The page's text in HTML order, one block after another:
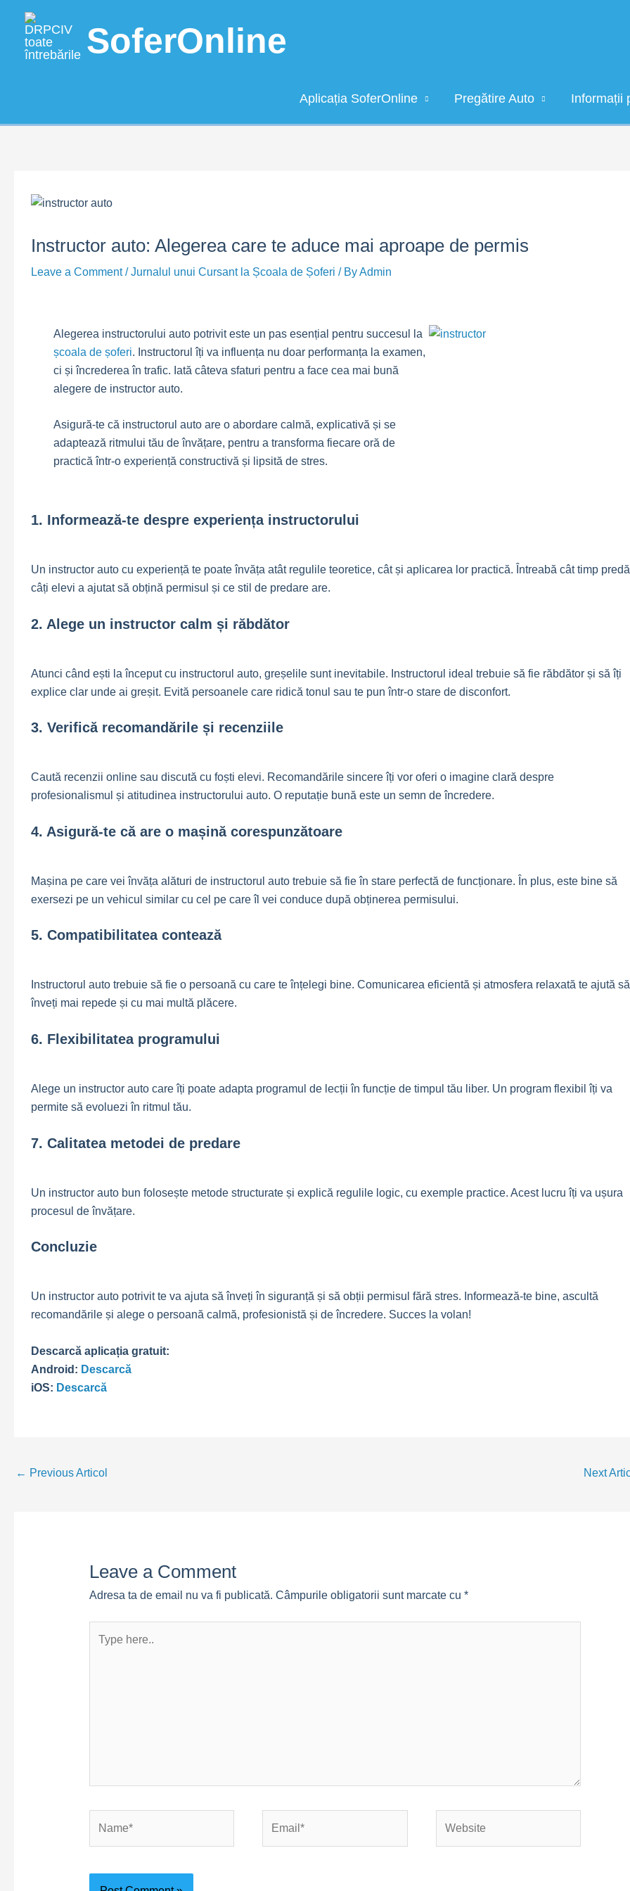
content
SoferOnline
Aplicația SoferOnline Pregătire Auto Informații
Instructor auto: Alegerea care te aduce mai aproape de permis
Leave a Comment /Jurnalul unui Cursant la Școala de Șoferi / ByAdmin
Alegerea instructorului auto potrivit este un pas esențial pentru succesul la
școala de șoferi. Instructorul îți va influența nu doar performanța la examen,
ci și încrederea în trafic. Iată câteva sfaturi pentru a face cea mai bună
alegere de instructor auto.
Asigură-te că instructorul auto are o abordare calmă, explicativă și se
adaptează ritmului tău de învățare, pentru a transforma fiecare oră de
practică într-o experiență constructivă și lipsită de stres.
1. Informează-te despre experiența instructorului
Un instructor auto cu experiență te poate învăța atât regulile teoretice, cât și aplicarea lor practică. Întreabă cât timp
câți elevi a ajutat să obțină permisul și ce stil de predare are.
2. Alege un instructor calm și răbdător
Atunci când ești la început cu instructorul auto, greșelile sunt inevitabile. Instructorul ideal trebuie să fie răbdător și să îți
explice clar unde ai greșit. Evită persoanele care ridică tonul sau te pun într-o stare de disconfort.
3. Verifică recomandările și recenziile
Caută recenzii online sau discută cu foști elevi. Recomandările sincere îți vor oferi o imagine clară despre
profesionalismul și atitudinea instructorului auto. O reputație bună este un semn de încredere.
4. Asigură-te că are o mașină corespunzătoare
Mașina pe care vei învăța alături de instructorul auto trebuie să fie în stare perfectă de funcționare. În plus, este bine să
exersezi pe un vehicul similar cu cel pe care îl vei conduce după obținerea permisului.
5. Compatibilitatea contează
Instructorul auto trebuie să fie o persoană cu care te înțelegi bine. Comunicarea eficientă și atmosfera relaxată te ajută să
înveți mai repede și cu mai multă plăcere.
6. Flexibilitatea programului
Alege un instructor auto care îți poate adapta programul de lecții în funcție de timpul tău liber. Un program flexibil îți va
permite să evoluezi în ritmul tău.
7. Calitatea metodei de predare
Un instructor auto bun folosește metode structurate și explică regulile logic, cu exemple practice. Acest lucru îți va ușura
procesul de învățare.
Concluzie
Un instructor auto potrivit te va ajuta să înveți în siguranță și să obții permisul fără stres. Informează-te bine, ascultă
recomandările și alege o persoană calmă, profesionistă și de încredere. Succes la volan!
Descarcă aplicația gratuit:
Android: Descarcă
iOS: Descarcă
Post
← Previous Articol Next
Leave a Comment
Adresa ta de email nu va fi publicată. Câmpurile obligatorii sunt marcate cu *
here..